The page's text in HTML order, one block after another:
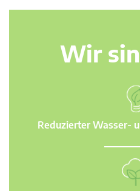
Wir
Reduzierter Wasser-